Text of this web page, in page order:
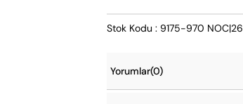
Stok Kodu : 9175-970 NOC|26
Yorumlar(0)